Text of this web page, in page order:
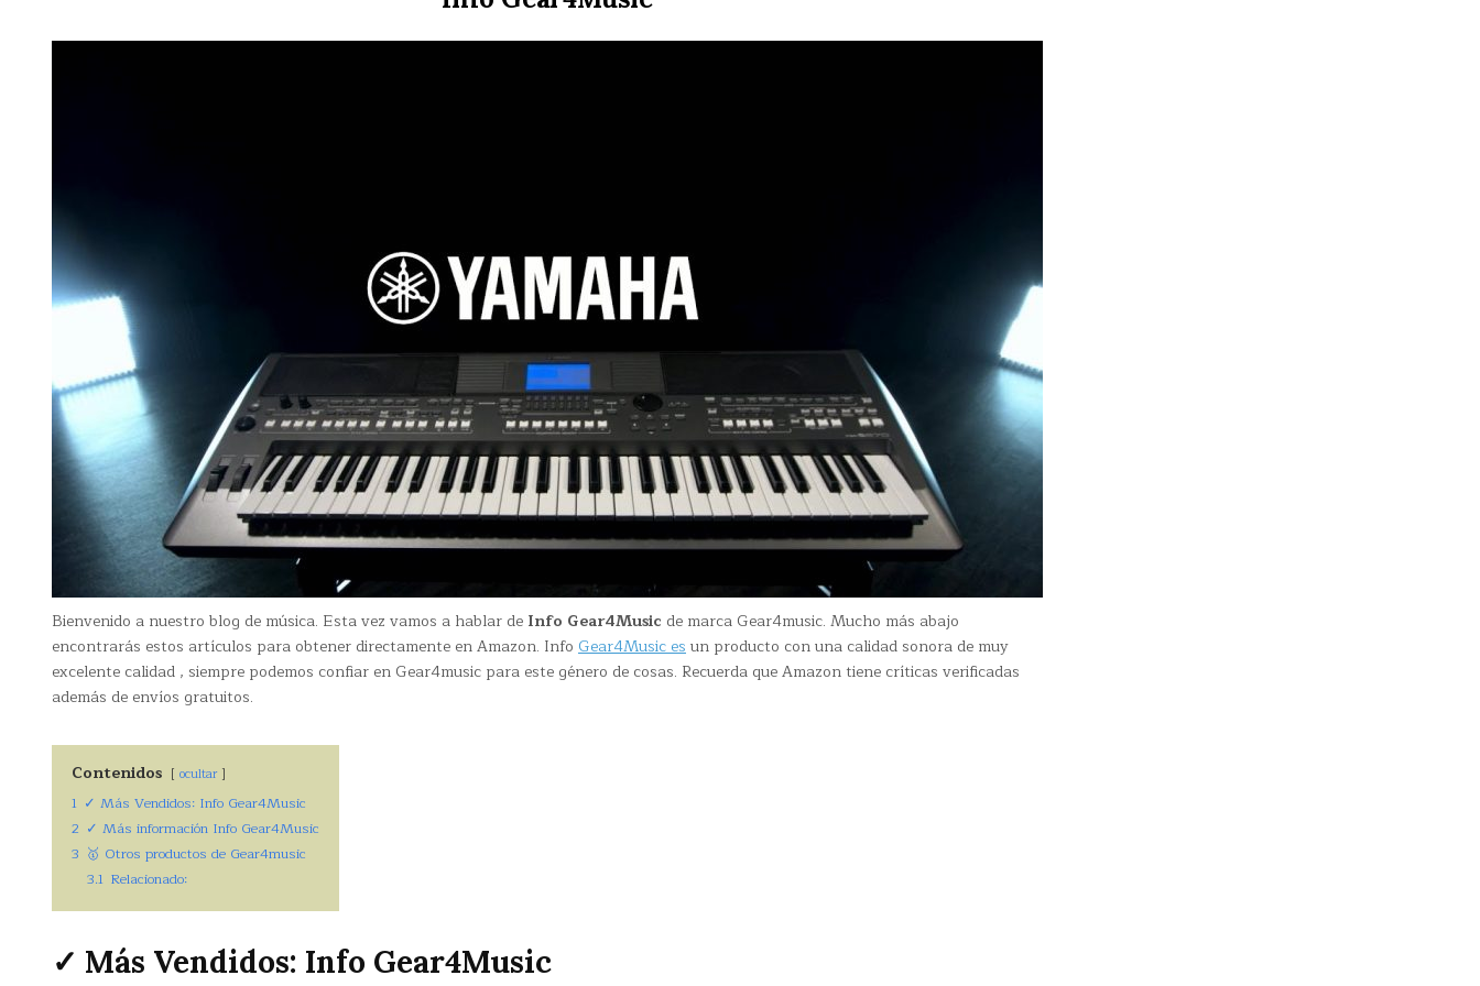
Bienvenido a nuestro blog de música. Esta vez vamos a hablar de Info Gear4Music de marca Gear4music. Mucho más abajo
encontrarás estos artículos para obtener directamente en Amazon. Info Gear4Music esun producto con una calidad sonora de muy
excelente calidad , siempre podemos confiar en Gear4music para este género de cosas. Recuerda que Amazon tiene críticas verificadas
además de envíos gratuitos.
Contenidos ocultar
1 ✓ Más Vendidos: Info Gear4Music
2 ✓ Más información Info Gear4Music
3 🥇 Otros productos de Gear4music
3.1 Relacionado:
✓ Más Vendidos: Info Gear4Music